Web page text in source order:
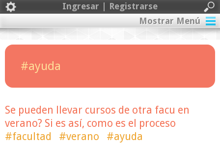
Ingresar | Registrarse
Mostrar Menú
#ayuda
Se pueden llevar cursos de otra facu en
verano? Si es así, como es el proceso
#facultad
#verano
#ayuda